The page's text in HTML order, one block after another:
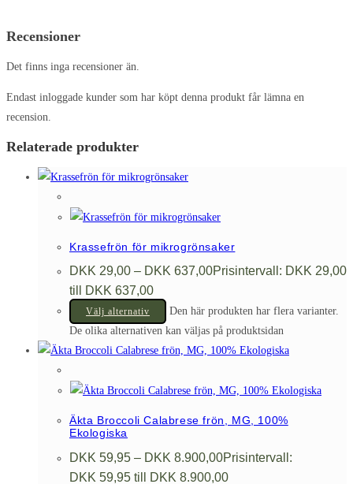
Recensioner
Det finns inga recensioner än.
Endast inloggade kunder som har köpt denna produkt får lämna en
recension.
Relaterade produkter
Krassefrön för mikrogrönsaker
DKK 29,00 – DKK 637,00Prisintervall: DKK 29,00
till DKK 637,00
Välj alternativ
Den här produkten har flera varianter.
De olika alternativen kan väljas på produktsidan
Äkta Broccoli Calabrese frön, MG, 100%
Ekologiska
DKK 59,95 – DKK 8.900,00Prisintervall:
DKK 59,95 till DKK 8.900,00